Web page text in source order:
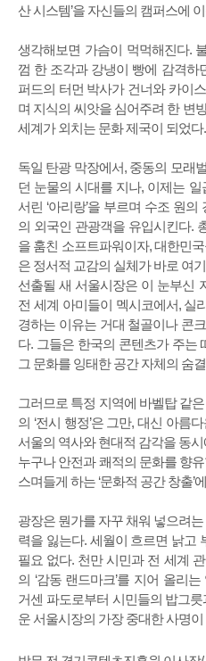
산 시스템’을 자신들의 캠퍼스에
생각해보면 가슴이 먹먹해진다.
껌 한 조각과 강냉이 빵에 감격하
퍼드의 터먼 박사가 건너와 카이
며 지식의 씨앗을 심어주려 한 변
세계가 외치는 문화 제국이 되었다.
독일 탄광 막장에서, 중동의 모래
던 눈물의 시대를 지나, 이제는
서린 ‘아리랑’을 부르며 수조 원
의 외국인 관광객을 유입시킨다.
을 훔친 소프트파워이자, 대한민
은 정서적 교감의 실체가 바로 여
선출될 새 서울시장은 이 눈부신
전 세계 아미들이 멕시코에서, 실
경하는 이유는 거대 철골이나 콘
다. 그들은 한국의 콘텐츠가 주는
그 문화를 잉태한 공간 자체의 숨
그러므로 특정 지역에 바벨탑 같
의 ‘전시 행정’은 그만, 대신 아름
서울의 역사와 현대적 감각을 동
누구나 안전과 쾌적의 문화를 향
스며들게 하는 ‘문화적 공간 창출’
광장은 뭔가를 자꾸 채워 넣으려
력을 잃는다. 세월이 흐르면 낡고
필요 없다. 천만 시민과 전 세계
의 ‘감동 랜드마크’를 지어 올리
거센 파도로부터 시민들의 밥그
운 서울시장의 가장 중대한 사명